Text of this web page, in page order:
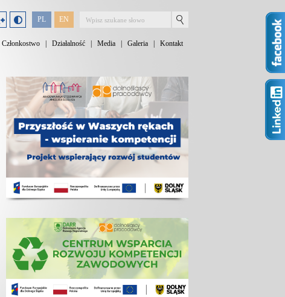
PL EN
Członkostwo Działalność Media Galeria Kontakt